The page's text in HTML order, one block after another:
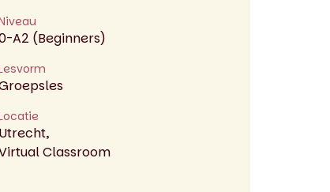
A2 (Beginners)
Utrecht,
Classroom